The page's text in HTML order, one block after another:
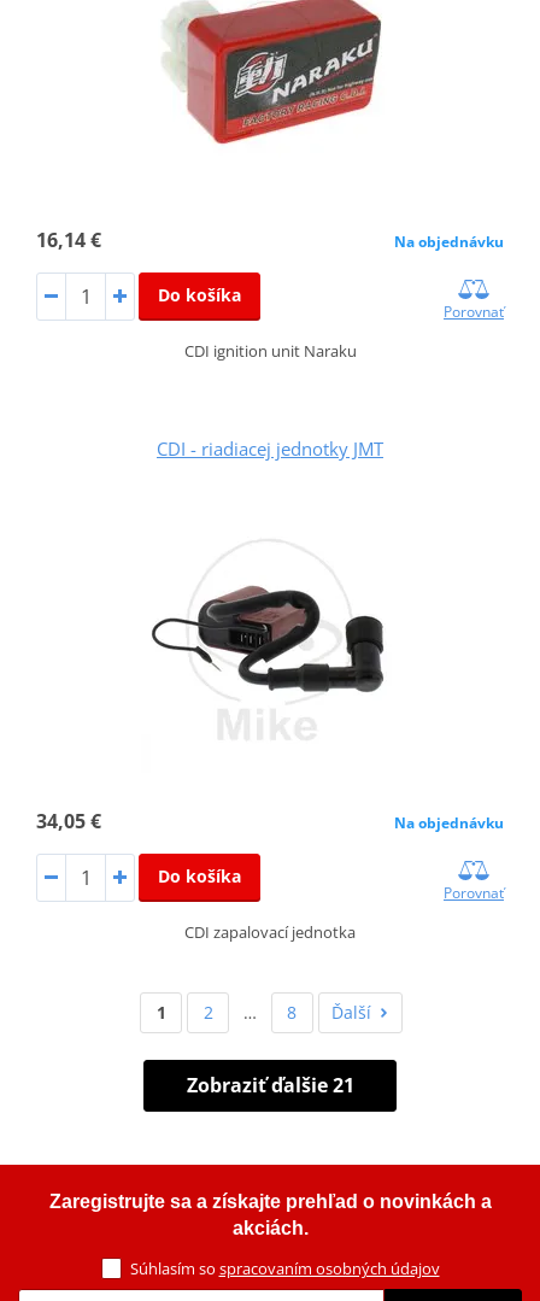
16,14 € Na objednávku
Do košíka
Porovnať
CDI ignition unit Naraku
CDI - riadiacej jednotky JMT
34,05 € Na objednávku
Do košíka
Porovnať
CDI zapalovací jednotka
1 2 … 8 Ďalší
Zobraziť ďalšie 21
Zaregistrujte sa a získajte prehľad o novinkách a
akciách.
Súhlasím so spracovaním osobných údajov